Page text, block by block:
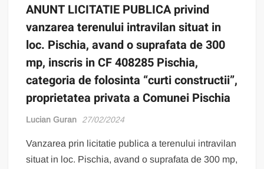
ANUNT LICITATIE PUBLICA privind
vanzarea terenului intravilan situat in
loc. Pischia, avand o suprafata de 300
mp, inscris in CF 408285 Pischia,
categoria de folosinta “curti constructii”,
proprietatea privata a Comunei Pischia
Lucian Guran 27/02/2024
Vanzarea prin licitatie publica a terenului intravilan
situat in loc. Pischia, avand o suprafata de 300 mp,